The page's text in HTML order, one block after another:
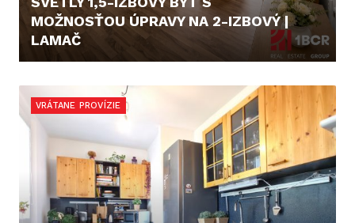
MOŽNOSŤOU ÚPRAVY NA 2-IZBOVÝ |
LAMAČ
VRÁTANE PROVÍZIE